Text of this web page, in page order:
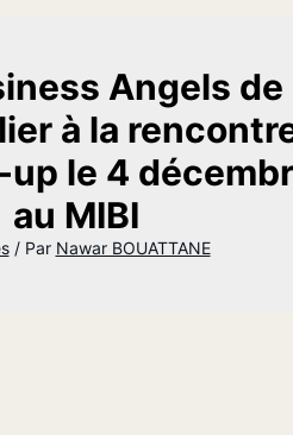
Angels de
à la
le 4
au MIBI
/ Par Nawar BOUATTANE